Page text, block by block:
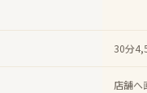
30分
店舗へ